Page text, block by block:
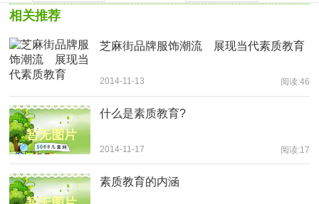
相关推荐
芝麻街品牌服饰潮流 展现当代素质教育
2014-11-13 阅读:46
什么是素质教育?
2014-11-17 阅读:17
素质教育的内涵